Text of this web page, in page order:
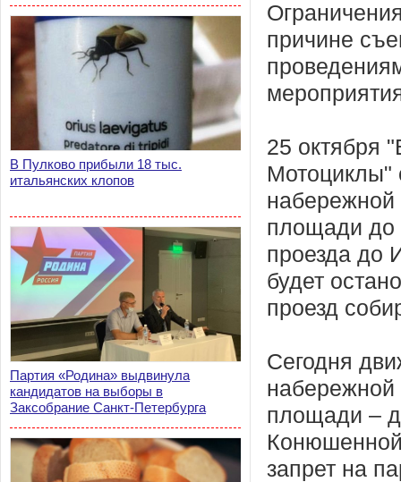
В Пулково прибыли 18 тыс.
итальянских клопов
Партия «Родина» выдвинула
кандидатов на выборы в
Заксобрание Санкт-Петербурга
причине
25 октября
Мотоциклы"
набережной
площади до
проезда до
будет
проезд
Сегодня
набережной
площади –
запрет на